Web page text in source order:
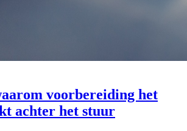
voorbereiding het
achter het stuur